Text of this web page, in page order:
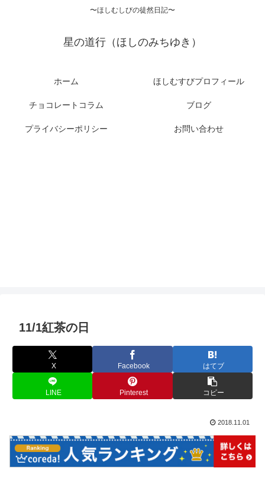
〜ほしむしびの徒然日記〜
星の道行（ほしのみちゆき）
ホーム ほしむすびプロフィール
チョコレートコラム ブログ
プライバシーポリシー お問い合わせ
11/1紅茶の日
X Facebook はてブ
LINE Pinterest コピー
2018.11.01